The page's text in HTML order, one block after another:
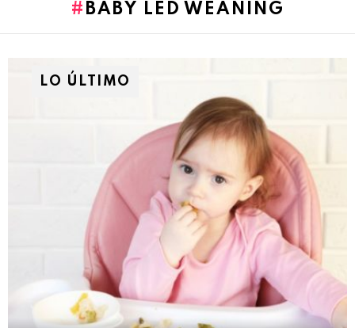
BABY LED WEANING
LO ÚLTIMO